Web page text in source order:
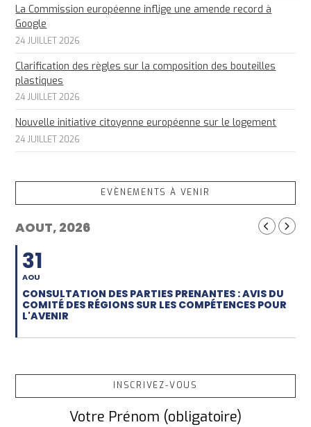
La Commission européenne inflige une amende record à
Google
24 JUILLET 2026
Clarification des règles sur la composition des bouteilles
plastiques
24 JUILLET 2026
Nouvelle initiative citoyenne européenne sur le logement
24 JUILLET 2026
EVÈNEMENTS À VENIR
AOUT, 2026
31
AOU
CONSULTATION DES PARTIES PRENANTES : AVIS DU
COMITÉ DES RÉGIONS SUR LES COMPÉTENCES POUR
L'AVENIR
INSCRIVEZ-VOUS
Votre Prénom (obligatoire)